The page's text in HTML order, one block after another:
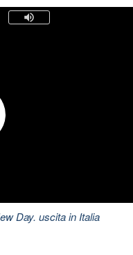
Day. uscita in Italia